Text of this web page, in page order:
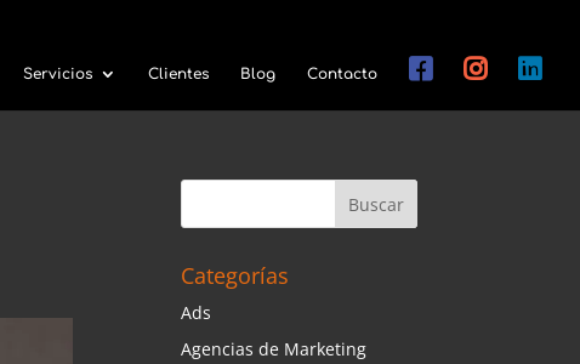
Servicios Clientes Blog Contacto
Categorías
Ads
Agencias de Marketing